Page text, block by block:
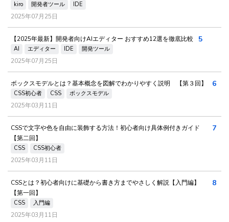
kiro 開発者ツール IDE
2025年07月25日
【2025年最新】開発者向けAIエディター おすすめ12選を徹底比較
AI エディター IDE 開発ツール
2025年07月25日
5
ボックスモデルとは？基本概念を図解でわかりやすく説明 【第３回】
CSS初心者 CSS ボックスモデル
2025年03月11日
6
CSSで文字や色を自由に装飾する方法！初心者向け具体例付きガイド
【第二回】
CSS CSS初心者
2025年03月11日
7
CSSとは？初心者向けに基礎から書き方までやさしく解説【入門編】
【第一回】
CSS 入門編
2025年03月11日
8